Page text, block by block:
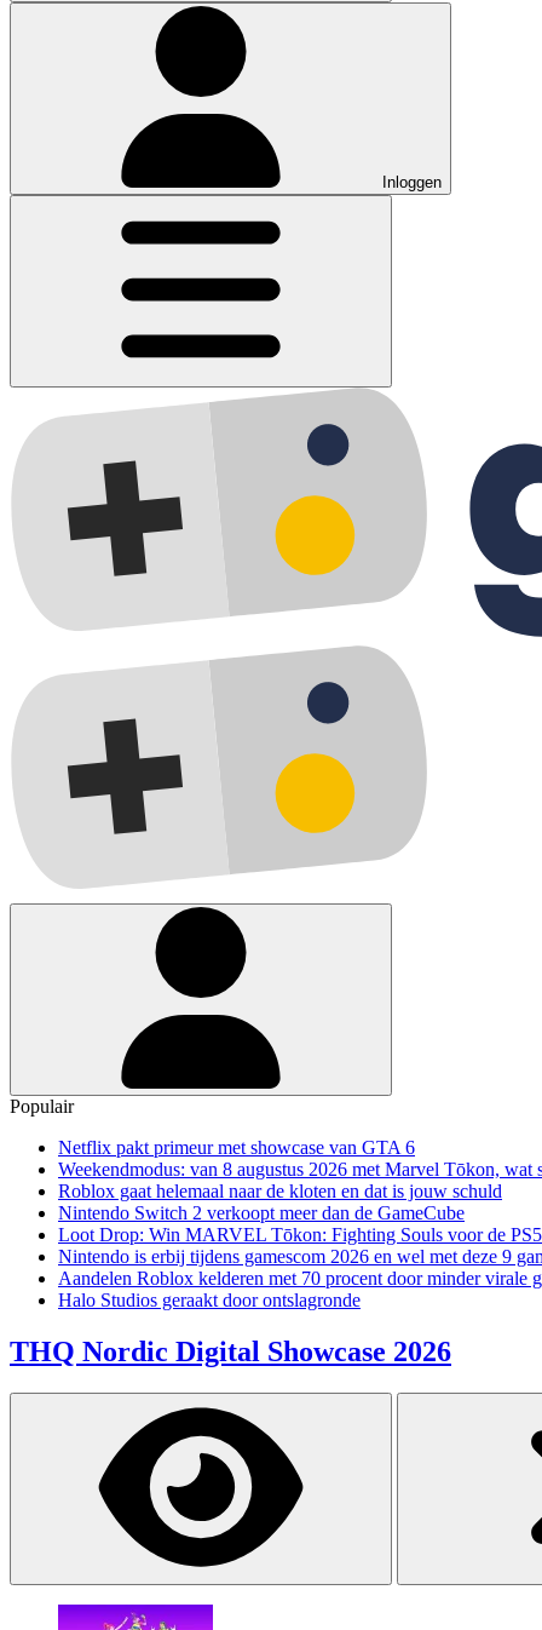
Inloggen
Populair
Netflix pakt primeur met showcase van GTA 6
Weekendmodus: van 8 augustus 2026 met Marvel Tōkon, wat
Roblox gaat helemaal naar de kloten en dat is jouw schuld
Nintendo Switch 2 verkoopt meer dan de GameCube
Loot Drop: Win MARVEL Tōkon: Fighting Souls voor de PS5
Nintendo is erbij tijdens gamescom 2026 en wel met deze 9
Aandelen Roblox kelderen met 70 procent door minder virale
Halo Studios geraakt door ontslagronde
THQ Nordic Digital Showcase 2026